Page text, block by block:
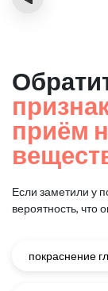
приём
Если заметили у
вероятность, что
покраснение